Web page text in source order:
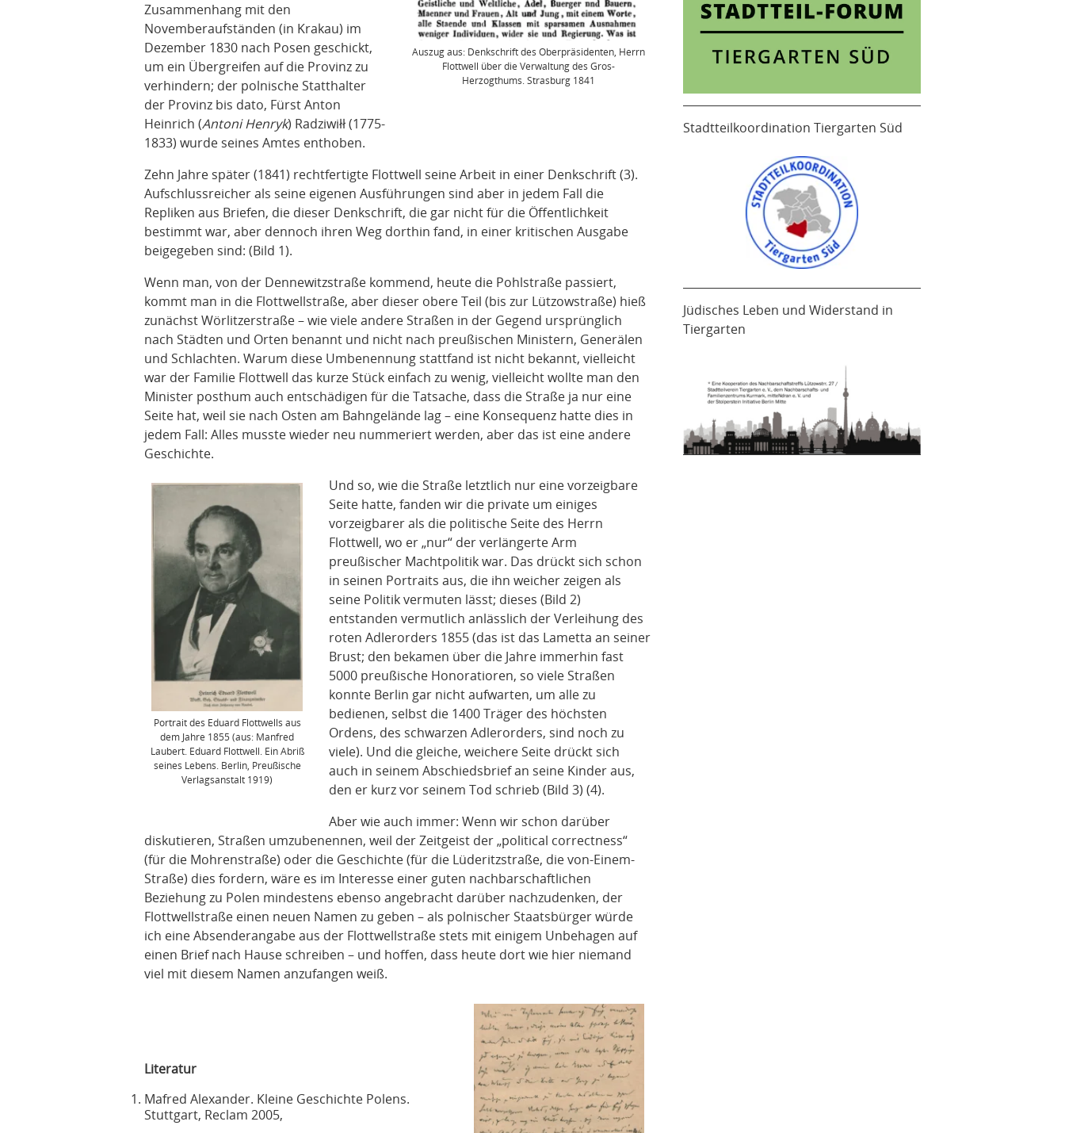
Auszug aus: Denkschrift des Oberpräsidenten, Herrn
Flottwell über die Verwaltung des Gros-
Herzogthums. Strasburg 1841
Zusammenhang mit den
Novemberaufständen (in Krakau) im
Dezember 1830 nach Posen geschickt,
um ein Übergreifen auf die Provinz zu
verhindern; der polnische Statthalter
der Provinz bis dato, Fürst Anton
Heinrich (Antoni Henryk) Radziwiłł (1775-
1833) wurde seines Amtes enthoben.
Zehn Jahre später (1841) rechtfertigte Flottwell seine Arbeit in einer Denkschrift (3).
Aufschlussreicher als seine eigenen Ausführungen sind aber in jedem Fall die
Repliken aus Briefen, die dieser Denkschrift, die gar nicht für die Öffentlichkeit
bestimmt war, aber dennoch ihren Weg dorthin fand, in einer kritischen Ausgabe
beigegeben sind: (Bild 1).
Wenn man, von der Dennewitzstraße kommend, heute die Pohlstraße passiert,
kommt man in die Flottwellstraße, aber dieser obere Teil (bis zur Lützowstraße) hieß
zunächst Wörlitzerstraße – wie viele andere Straßen in der Gegend ursprünglich
nach Städten und Orten benannt und nicht nach preußischen Ministern, Generälen
und Schlachten. Warum diese Umbenennung stattfand ist nicht bekannt, vielleicht
war der Familie Flottwell das kurze Stück einfach zu wenig, vielleicht wollte man den
Minister posthum auch entschädigen für die Tatsache, dass die Straße ja nur eine
Seite hat, weil sie nach Osten am Bahngelände lag – eine Konsequenz hatte dies in
jedem Fall: Alles musste wieder neu nummeriert werden, aber das ist eine andere
Geschichte.
Portrait des Eduard Flottwells aus
dem Jahre 1855 (aus: Manfred
Laubert. Eduard Flottwell. Ein Abriß
seines Lebens. Berlin, Preußische
Verlagsanstalt 1919)
Und so, wie die Straße letztlich nur eine vorzeigbare
Seite hatte, fanden wir die private um einiges
vorzeigbarer als die politische Seite des Herrn
Flottwell, wo er „nur“ der verlängerte Arm
preußischer Machtpolitik war. Das drückt sich schon
in seinen Portraits aus, die ihn weicher zeigen als
seine Politik vermuten lässt; dieses (Bild 2)
entstanden vermutlich anlässlich der Verleihung des
roten Adlerorders 1855 (das ist das Lametta an seiner
Brust; den bekamen über die Jahre immerhin fast
5000 preußische Honoratioren, so viele Straßen
konnte Berlin gar nicht aufwarten, um alle zu
bedienen, selbst die 1400 Träger des höchsten
Ordens, des schwarzen Adlerorders, sind noch zu
viele). Und die gleiche, weichere Seite drückt sich
auch in seinem Abschiedsbrief an seine Kinder aus,
den er kurz vor seinem Tod schrieb (Bild 3) (4).
Aber wie auch immer: Wenn wir schon darüber
diskutieren, Straßen umzubenennen, weil der Zeitgeist der „political correctness“
(für die Mohrenstraße) oder die Geschichte (für die Lüderitzstraße, die von-Einem-
Straße) dies fordern, wäre es im Interesse einer guten nachbarschaftlichen
Beziehung zu Polen mindestens ebenso angebracht darüber nachzudenken, der
Flottwellstraße einen neuen Namen zu geben – als polnischer Staatsbürger würde
ich eine Absenderangabe aus der Flottwellstraße stets mit einigem Unbehagen auf
einen Brief nach Hause schreiben – und hoffen, dass heute dort wie hier niemand
viel mit diesem Namen anzufangen weiß.
Literatur
Mafred Alexander. Kleine Geschichte Polens.
Stuttgart, Reclam 2005,
Stadtteilkoordination Tiergarten Süd
Jüdisches Leben und Widerstand in
Tiergarten